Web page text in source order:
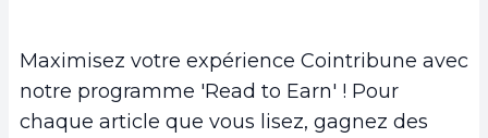
Maximisez votre expérience Cointribune avec
notre programme 'Read to Earn' ! Pour
chaque article que vous lisez, gagnez des